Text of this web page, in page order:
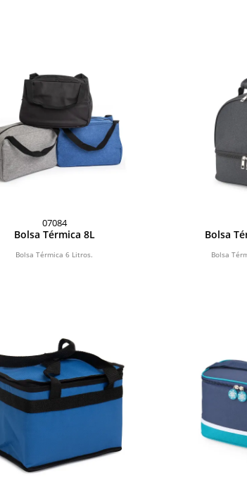
07084
Bolsa Térmica 8L
Bolsa Térmica 6 Litros.
Bolsa
Bolsa